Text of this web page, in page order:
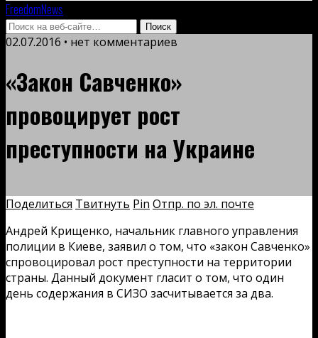
FreedomNews
02.07.2016 • нет комментариев
«Закон Савченко»
провоцирует рост
преступности на Украине
Поделиться Твитнуть Pin Отпр. по эл. почте
Андрей Крищенко, начальник главного управления
полиции в Киеве, заявил о том, что «закон Савченко»
спровоцировал рост преступности на территории
страны. Данный документ гласит о том, что один
день содержания в СИЗО засчитывается за два.